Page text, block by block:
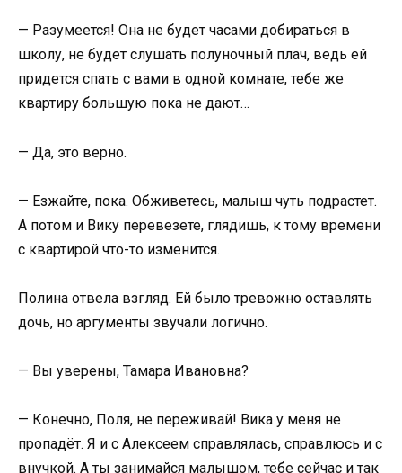
— Разумеется! Она не будет часами добираться в
школу, не будет слушать полуночный плач, ведь ей
придется спать с вами в одной комнате, тебе же
квартиру большую пока не дают…
— Да, это верно.
— Езжайте, пока. Обживетесь, малыш чуть подрастет.
А потом и Вику перевезете, глядишь, к тому времени
с квартирой что-то изменится.
Полина отвела взгляд. Ей было тревожно оставлять
дочь, но аргументы звучали логично.
— Вы уверены, Тамара Ивановна?
— Конечно, Поля, не переживай! Вика у меня не
пропадёт. Я и с Алексеем справлялась, справлюсь и с
внучкой. А ты занимайся малышом, тебе сейчас и так